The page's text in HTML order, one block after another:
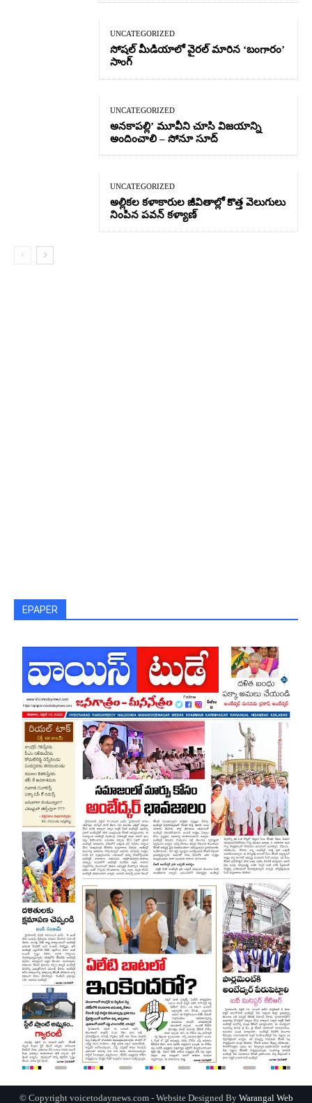
UNCATEGORIZED
సోషల్ మీడియాలో వైరల్ మారిన ‘బంగారం’
సాంగ్
UNCATEGORIZED
అనకాపల్లి’ మూవీని చూసి విజయాన్ని
అందించాలి – సోనూ సూద్
UNCATEGORIZED
అల్లికల కళాకారుల జీవితాల్లో కొత్త వెలుగులు
నింపిన పవన్ కళ్యాణ్
EPAPER
© Copyright voicetodaynews.com - Website Designed By Warangal Web